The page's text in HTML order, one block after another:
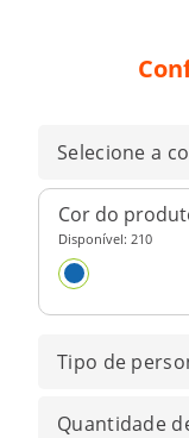
Selecione a
Cor do
Disponível: 210
Tipo de
Quantidade